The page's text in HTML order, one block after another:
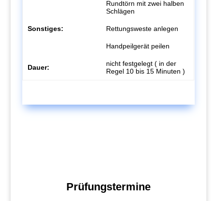
Rundtörn mit zwei halben
Schlägen
Sonstiges: Rettungsweste anlegen
Handpeilgerät peilen
Dauer:
nicht festgelegt ( in der
Regel 10 bis 15 Minuten )
Prüfungstermine